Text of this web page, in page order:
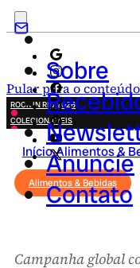
Pular para o
Sobre
Anuncie
Contato
ROCK IN RIO 2026
COLECIONÁVEIS
FESTA JUNINA
NOVIDADES
CAMPANHAS CRIATIVAS
Início›Alimentos &
Alimentos & Bebidas
Campanha global